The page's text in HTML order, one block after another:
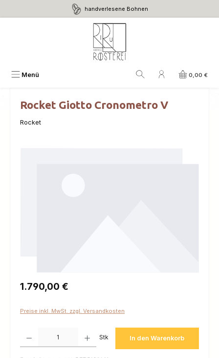
Zum Hauptinhalt springen handverlesene Bohnen
Menü 0,00 €
Rocket Giotto Cronometro V
Rocket
Regulärer Preis:
1.790,00 €
Preise inkl. MwSt. zzgl. Versandkosten
Stk In den Warenkorb